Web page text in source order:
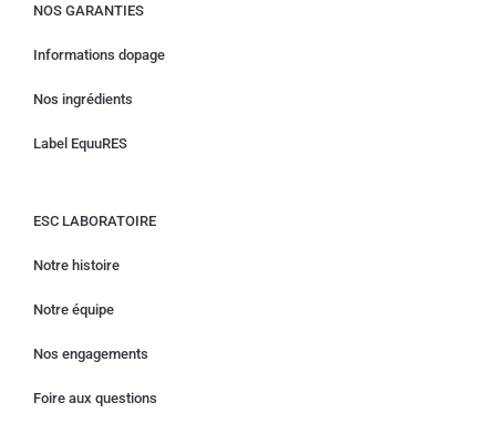
NOS GARANTIES
Informations dopage
Nos ingrédients
Label EquuRES
ESC LABORATOIRE
Notre histoire
Notre équipe
Nos engagements
Foire aux questions